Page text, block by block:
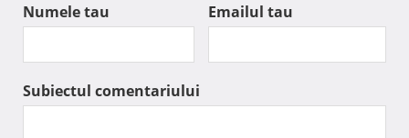
Numele tau Emailul tau
Subiectul comentariului